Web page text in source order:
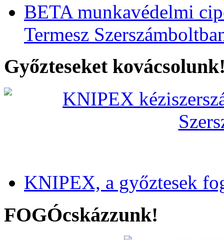
BETA munkavédelmi
Termesz
Győzteseket
KNIPEX, a győztesek
FOGÓcskázzunk!